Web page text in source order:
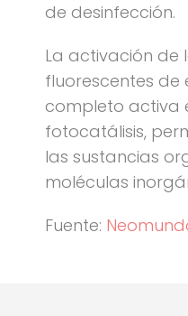
de desinfección.
La activación de
fluorescentes de
completo activa
fotocatálisis,
las sustancias
moléculas
Fuente: